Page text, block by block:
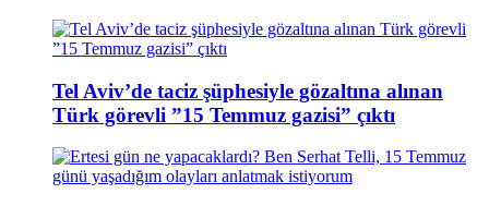
Tel Aviv’de taciz şüphesiyle gözaltına alınan
Türk görevli ”15 Temmuz gazisi” çıktı